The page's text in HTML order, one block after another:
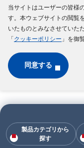
当サイトはユーザーの皆様
す。本ウェブサイトの閲覧
いたものとみなさせていた
「 クッキーポリシー 」を御
同意する
製品カテゴリから
探す
サイトマップご利用規
ソ
Copyright ©